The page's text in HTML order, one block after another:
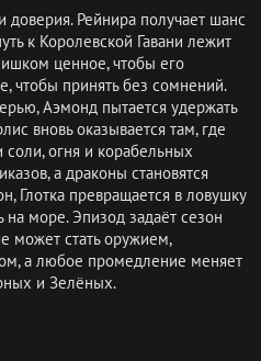
доверия. Рейнира получает шанс
к Королевской Гавани лежит
ценное, чтобы его
чтобы принять без сомнений.
Аэмонд пытается удержать
вновь оказывается там, где
огня и корабельных
а драконы становятся
Глотка превращается в ловушку
на море. Эпизод задаёт сезон
может стать оружием,
а любое промедление меняет
и Зелёных.